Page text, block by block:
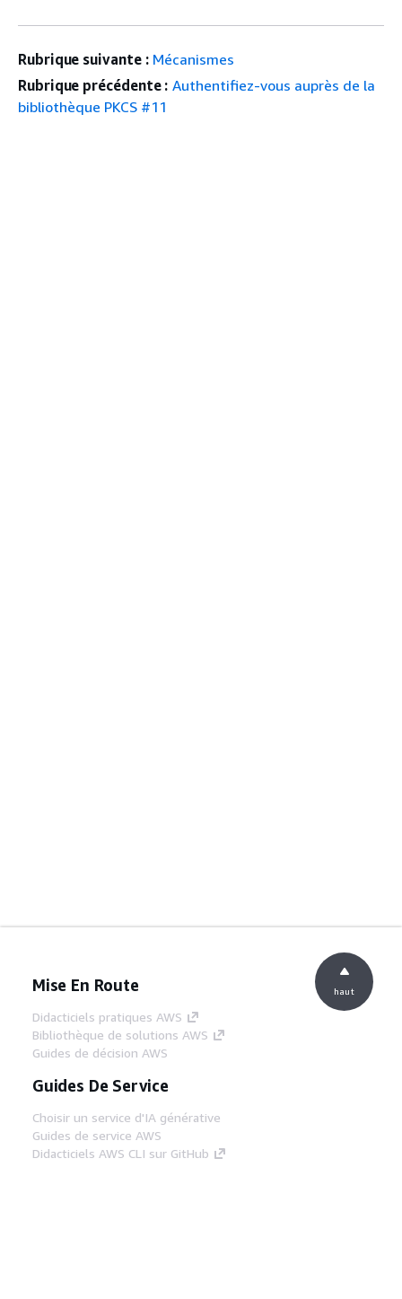
Rubrique suivante : Mécanismes
Rubrique précédente : Authentifiez-vous auprès de la
bibliothèque PKCS #11
Mise En Route
Didacticiels pratiques AWS
Bibliothèque de solutions AWS
Guides de décision AWS
Guides De Service
Choisir un service d'IA générative
Guides de service AWS
Didacticiels AWS CLI sur GitHub
haut